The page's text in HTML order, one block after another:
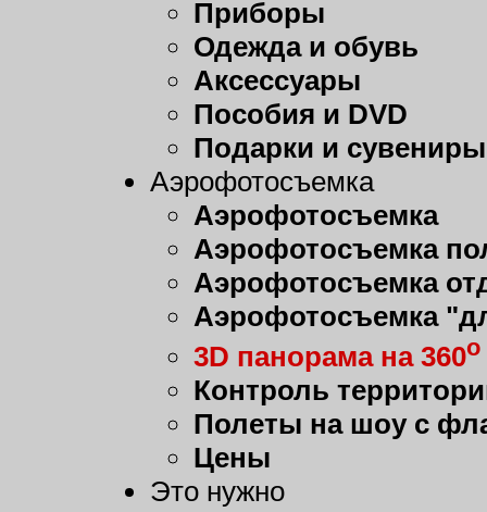
Приборы
Одежда и обувь
Аксессуары
Пособия и DVD
Подарки и сувениры
Аэрофотосъемка
Аэрофотосъемка
Аэрофотосъемка
Аэрофотосъемка
Аэрофотосъемка
3D панорама на 360о
Контроль
Полеты на шоу с
Цены
Это нужно